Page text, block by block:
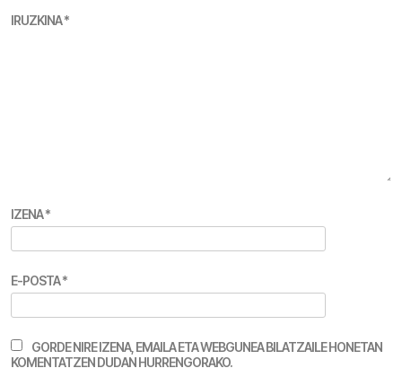
IRUZKINA*
IZENA*
E-POSTA*
GORDE NIRE IZENA, EMAILA ETA WEBGUNEA BILATZAILE HONETAN
KOMENTATZEN DUDAN HURRENGORAKO.